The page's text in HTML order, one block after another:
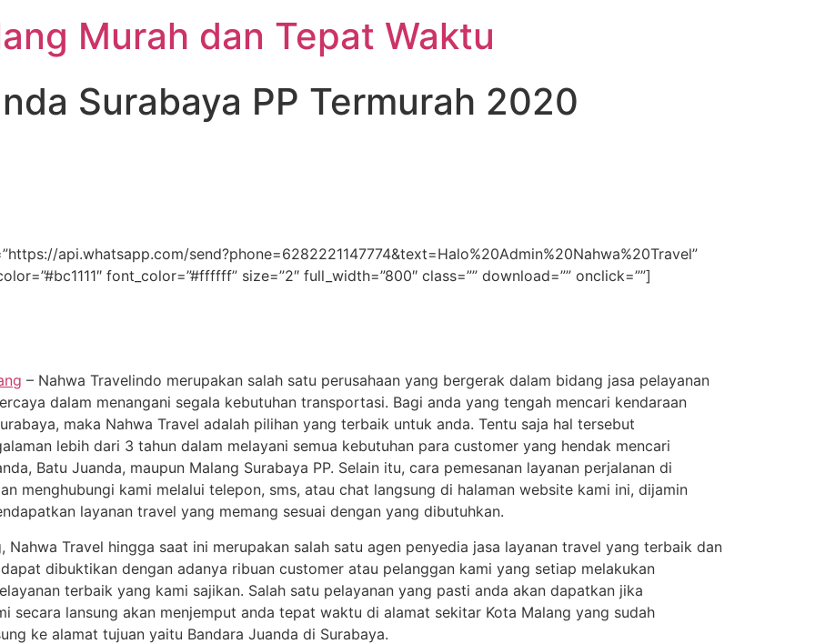
Murah dan Tepat Waktu
Surabaya PP Termurah 2020
api.whatsapp.com/send?phone=6282221147774&text=Halo%20Admin%20Nahwa%20Travel”
font_color=”#ffffff” size=”2″ full_width=”800″ class=”” download=”” onclick=””]
– Nahwa Travelindo merupakan salah satu perusahaan yang bergerak dalam bidang jasa pelayanan
dalam menangani segala kebutuhan transportasi. Bagi anda yang tengah mencari kendaraan
maka Nahwa Travel adalah pilihan yang terbaik untuk anda. Tentu saja hal tersebut
lebih dari 3 tahun dalam melayani semua kebutuhan para customer yang hendak mencari
Batu Juanda, maupun Malang Surabaya PP. Selain itu, cara pemesanan layanan perjalanan di
menghubungi kami melalui telepon, sms, atau chat langsung di halaman website kami ini, dijamin
layanan travel yang memang sesuai dengan yang dibutuhkan.
Travel hingga saat ini merupakan salah satu agen penyedia jasa layanan travel yang terbaik dan
dibuktikan dengan adanya ribuan customer atau pelanggan kami yang setiap melakukan
terbaik yang kami sajikan. Salah satu pelayanan yang pasti anda akan dapatkan jika
secara lansung akan menjemput anda tepat waktu di alamat sekitar Kota Malang yang sudah
ke alamat tujuan yaitu Bandara Juanda di Surabaya.